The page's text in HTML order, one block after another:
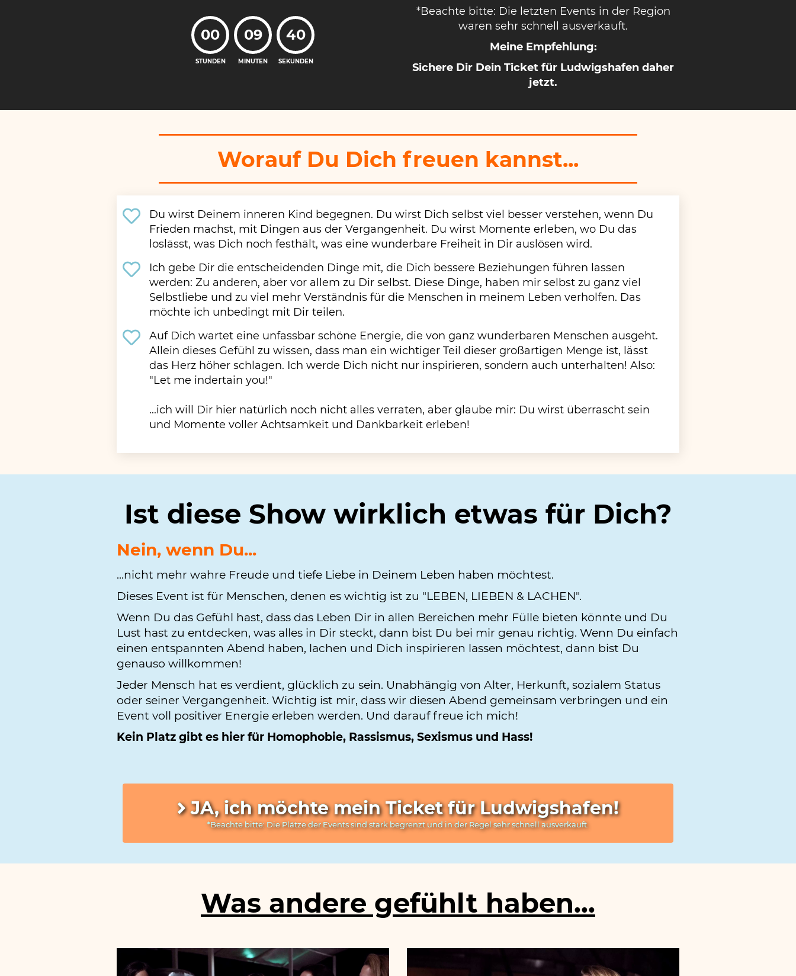
00
STUNDEN
09
MINUTEN
38
SEKUNDEN
*Beachte bitte: Die letzten Events in der Region
waren sehr schnell ausverkauft.
Meine Empfehlung:
Sichere Dir Dein Ticket für Ludwigshafen daher
jetzt.
Worauf Du Dich freuen kannst...
Du wirst Deinem inneren Kind begegnen. Du wirst Dich selbst viel besser verstehen, wenn Du
Frieden machst, mit Dingen aus der Vergangenheit. Du wirst Momente erleben, wo Du das
loslässt, was Dich noch festhält, was eine wunderbare Freiheit in Dir auslösen wird.
Ich gebe Dir die entscheidenden Dinge mit, die Dich bessere Beziehungen führen lassen
werden: Zu anderen, aber vor allem zu Dir selbst. Diese Dinge, haben mir selbst zu ganz viel
Selbstliebe und zu viel mehr Verständnis für die Menschen in meinem Leben verholfen. Das
möchte ich unbedingt mit Dir teilen.
Auf Dich wartet eine unfassbar schöne Energie, die von ganz wunderbaren Menschen ausgeht.
Allein dieses Gefühl zu wissen, dass man ein wichtiger Teil dieser großartigen Menge ist, lässt
das Herz höher schlagen. Ich werde Dich nicht nur inspirieren, sondern auch unterhalten! Also:
"Let me indertain you!"
...ich will Dir hier natürlich noch nicht alles verraten, aber glaube mir: Du wirst überrascht sein
und Momente voller Achtsamkeit und Dankbarkeit erleben!
Ist diese Show wirklich etwas für Dich?
Nein, wenn Du...
...nicht mehr wahre Freude und tiefe Liebe in Deinem Leben haben möchtest.
Dieses Event ist für Menschen, denen es wichtig ist zu "LEBEN, LIEBEN & LACHEN".
Wenn Du das Gefühl hast, dass das Leben Dir in allen Bereichen mehr Fülle bieten könnte und Du
Lust hast zu entdecken, was alles in Dir steckt, dann bist Du bei mir genau richtig. Wenn Du einfach
einen entspannten Abend haben, lachen und Dich inspirieren lassen möchtest, dann bist Du
genauso willkommen!
Jeder Mensch hat es verdient, glücklich zu sein. Unabhängig von Alter, Herkunft, sozialem Status
oder seiner Vergangenheit. Wichtig ist mir, dass wir diesen Abend gemeinsam verbringen und ein
Event voll positiver Energie erleben werden. Und darauf freue ich mich!
Kein Platz gibt es hier für Homophobie, Rassismus, Sexismus und Hass!
JA, ich möchte mein Ticket für Ludwigshafen!
*Beachte bitte: Die Plätze der Events sind stark begrenzt und in der Regel sehr schnell ausverkauft.
Was andere gefühlt haben...